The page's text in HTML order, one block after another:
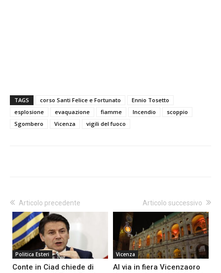
TAGS corso Santi Felice e Fortunato
Ennio Tosetto
esplosione
evaquazione fiamme Incendio
scoppio
Sgombero
Vicenza vigili del fuoco
Articolo precedente
Politica Esteri
Conte in Ciad chiede di
Articolo successivo
Vicenza
Al via in fiera Vicenzaoro